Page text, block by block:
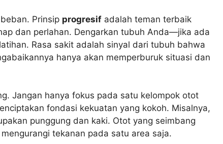
Prinsip progresif adalah teman terbaik
dan perlahan. Dengarkan tubuh Anda—jika ada
Rasa sakit adalah sinyal dari tubuh bahwa
hanya akan memperburuk situasi dan
Jangan hanya fokus pada satu kelompok otot
fondasi kekuatan yang kokoh. Misalnya,
punggung dan kaki. Otot yang seimbang
tekanan pada satu area saja.